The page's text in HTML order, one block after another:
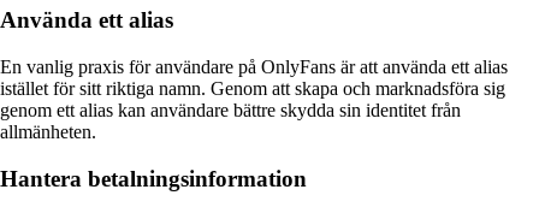
Använda ett alias
En vanlig praxis för användare på OnlyFans är att använda ett alias
istället för sitt riktiga namn. Genom att skapa och marknadsföra sig
genom ett alias kan användare bättre skydda sin identitet från
allmänheten.
Hantera betalningsinformation